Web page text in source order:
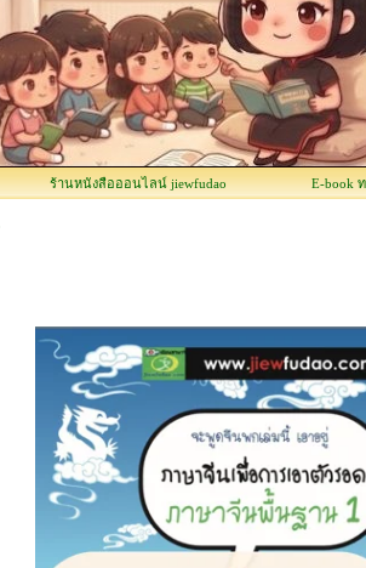
ร้านหนังสือออนไลน์ jiewfudao E-book